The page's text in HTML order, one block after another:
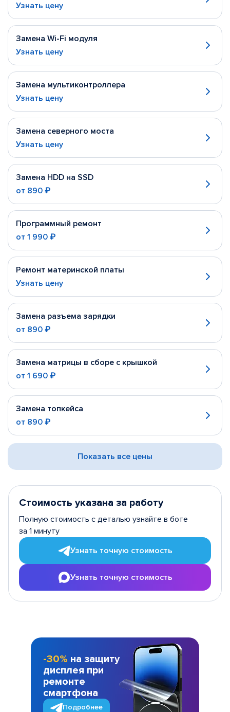
Узнать цену
Замена Wi-Fi модуля
Узнать цену
Замена мультиконтроллера
Узнать цену
Замена северного моста
Узнать цену
Замена HDD на SSD
от 890 ₽
Программный ремонт
от 1 990 ₽
Ремонт материнской платы
Узнать цену
Замена разъема зарядки
от 890 ₽
Замена матрицы в сборе с крышкой
от 1 690 ₽
Замена топкейса
от 890 ₽
Показать все цены
Стоимость указана за работу
Полную стоимость с деталью узнайте в боте
за 1 минуту
Узнать точную стоимость
Узнать точную стоимость
-30% на защиту
дисплея при
ремонте
смартфона
Подробнее